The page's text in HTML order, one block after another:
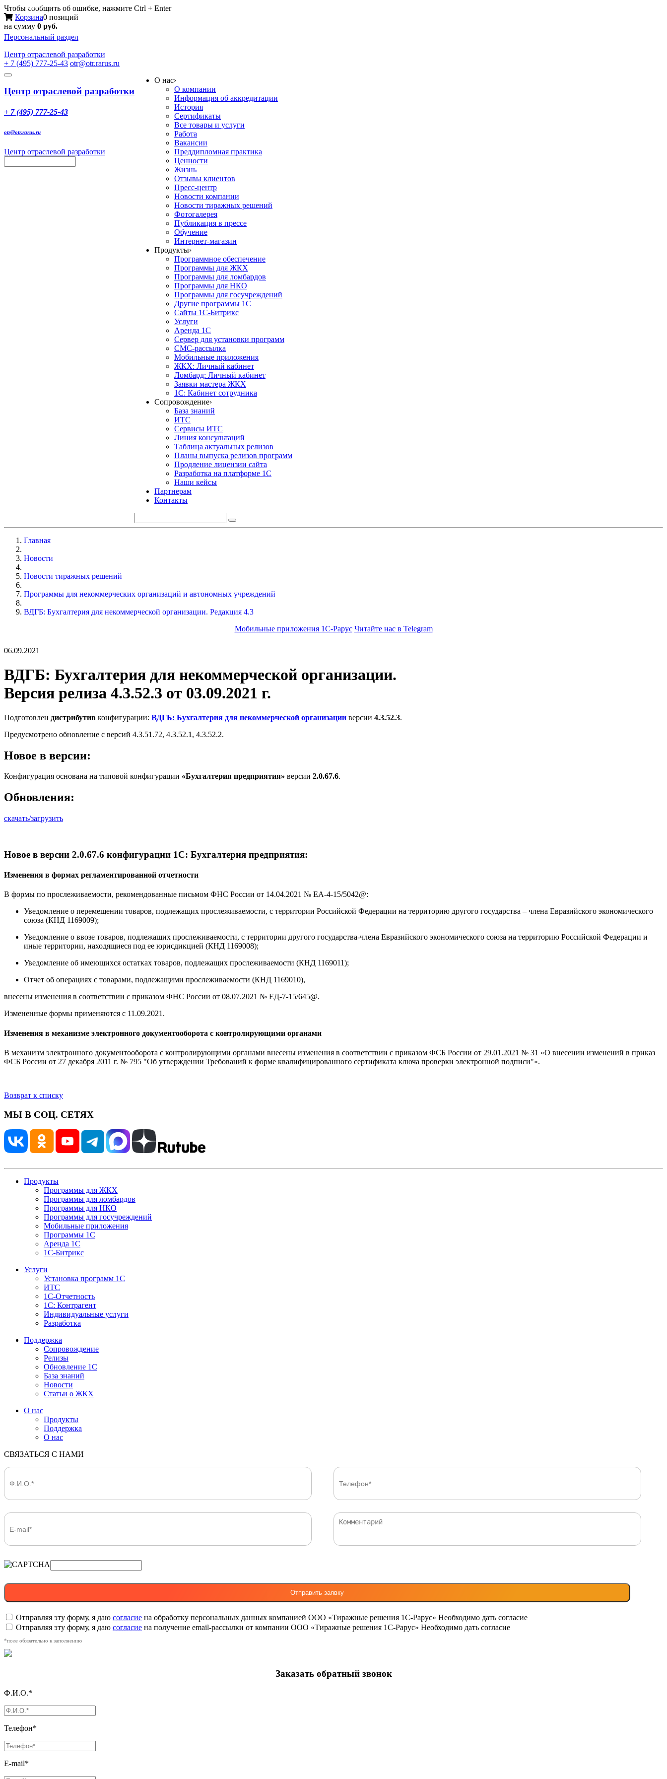
Чтобы сообщить об ошибке, нажмите Ctrl + Enter
Корзина0 позиций
на сумму 0 руб.
Персональный раздел
Центр отраслевой разработки
+ 7 (495) 777-25-43 otr@otr.rarus.ru
Toggle
Меню
Центр отраслевой разработки
+ 7 (495) 777-25-43
otr@otr.rarus.ru
Центр отраслевой разработки
О нас›
О компании
Информация об аккредитации
История
Сертификаты
Все товары и услуги
Работа
Вакансии
Преддипломная практика
Ценности
Жизнь
Отзывы клиентов
Пресс-центр
Новости компании
Новости тиражных решений
Фотогалерея
Публикация в прессе
Обучение
Интернет-магазин
Продукты›
Программное обеспечение
Программы для ЖКХ
Программы для ломбардов
Программы для НКО
Программы для госучреждений
Другие программы 1С
Сайты 1С-Битрикс
Услуги
Аренда 1С
Сервер для установки программ
СМС-рассылка
Мобильные приложения
ЖКХ: Личный кабинет
Ломбард: Личный кабинет
Заявки мастера ЖКХ
1С: Кабинет сотрудника
Сопровождение›
База знаний
ИТС
Сервисы ИТС
Линия консультаций
Таблица актуальных релизов
Планы выпуска релизов программ
Продление лицензии сайта
Разработка на платформе 1С
Наши кейсы
Партнерам
Контакты
Главная
Новости
Новости тиражных решений
Программы для некоммерческих организаций и автономных учреждений
ВДГБ: Бухгалтерия для некоммерческой организации. Редакция 4.3
Мобильные приложения 1С-Рарус Читайте нас в Telegram
06.09.2021
ВДГБ: Бухгалтерия для некоммерческой организации.
Версия релиза 4.3.52.3 от 03.09.2021 г.
Подготовлен дистрибутив конфигурации: ВДГБ: Бухгалтерия для некоммерческой организации версии 4.3.52.3.
Предусмотрено обновление с версий 4.3.51.72, 4.3.52.1, 4.3.52.2.
Новое в версии:
Конфигурация основана на типовой конфигурации «Бухгалтерия предприятия» версии 2.0.67.6.
Обновления:
скачать/загрузить
Новое в версии 2.0.67.6 конфигурации 1С: Бухгалтерия предприятия:
Изменения в формах регламентированной отчетности
В формы по прослеживаемости, рекомендованные письмом ФНС России от 14.04.2021 № ЕА-4-15/5042@:
Уведомление о перемещении товаров, подлежащих прослеживаемости, с территории Российской Федерации на территорию другого государства – члена Евразийского экономического
союза (КНД 1169009);
Уведомление о ввозе товаров, подлежащих прослеживаемости, с территории другого государства-члена Евразийского экономического союза на территорию Российской Федерации и
иные территории, находящиеся под ее юрисдикцией (КНД 1169008);
Уведомление об имеющихся остатках товаров, подлежащих прослеживаемости (КНД 1169011);
Отчет об операциях с товарами, подлежащими прослеживаемости (КНД 1169010),
внесены изменения в соответствии с приказом ФНС России от 08.07.2021 № ЕД-7-15/645@.
Измененные формы применяются с 11.09.2021.
Изменения в механизме электронного документооборота с контролирующими органами
В механизм электронного документооборота с контролирующими органами внесены изменения в соответствии с приказом ФСБ России от 29.01.2021 № 31 «О внесении изменений в приказ
ФСБ России от 27 декабря 2011 г. № 795 "Об утверждении Требований к форме квалифицированного сертификата ключа проверки электронной подписи"».
Возврат к списку
МЫ В СОЦ. СЕТЯХ
Продукты
Программы для ЖКХ
Программы для ломбардов
Программы для НКО
Программы для госучреждений
Мобильные приложения
Программы 1С
Аренда 1С
1С-Битрикс
Услуги
Установка программ 1С
ИТС
1С-Отчетность
1С: Контрагент
Индивидуальные услуги
Разработка
Поддержка
Сопровождение
Релизы
Обновление 1С
База знаний
Новости
Статьи о ЖКХ
О нас
Продукты
Поддержка
О нас
СВЯЗАТЬСЯ С НАМИ
Отправляя эту форму, я даю согласие на обработку персональных данных компанией ООО «Тиражные решения 1С-Рарус» Необходимо дать согласие
Отправляя эту форму, я даю согласие на получение email-рассылки от компании ООО «Тиражные решения 1С-Рарус» Необходимо дать согласие
*поле обязательно к заполнению
Заказать обратный звонок
Ф.И.О.*
Телефон*
E-mail*